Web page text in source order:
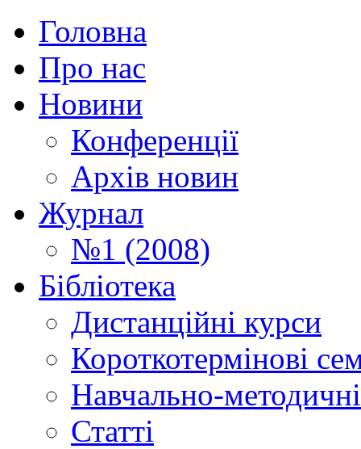
Головна
Про нас
Новини
Конференції
Архів новин
Журнал
№1 (2008)
Бібліотека
Дистанційні курси
Короткотермінові
Навчально-
Статті